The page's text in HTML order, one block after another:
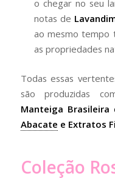
o chegar no seu
notas de
ao mesmo tempo
as propriedades
Todas essas
são produzidas
Manteiga Brasileira
Abacate e Extratos
Coleção